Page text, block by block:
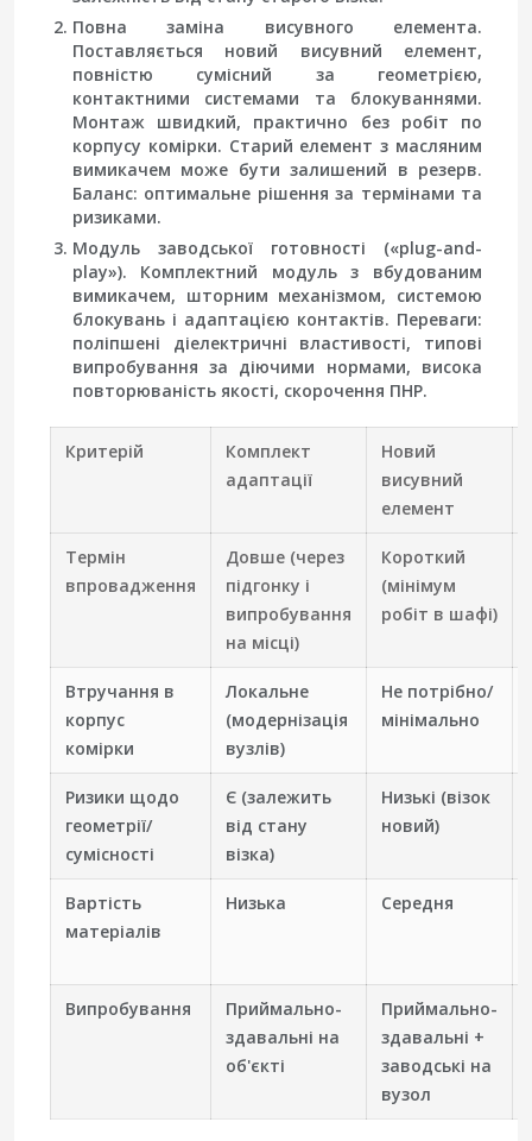
Повна заміна висувного елемента.
Поставляється новий висувний елемент,
повністю сумісний за геометрією,
контактними системами та блокуваннями.
Монтаж швидкий, практично без робіт по
корпусу комірки. Старий елемент з масляним
вимикачем може бути залишений в резерв.
Баланс: оптимальне рішення за термінами та
ризиками.
Модуль заводської готовності («plug-and-
play»). Комплектний модуль з вбудованим
вимикачем, шторним механізмом, системою
блокувань і адаптацією контактів. Переваги:
поліпшені діелектричні властивості, типові
випробування за діючими нормами, висока
повторюваність якості, скорочення ПНР.
Критерій
Комплект
адаптації
Новий
висувний
елемент
Термін
впровадження
Довше (через
підгонку і
випробування
на місці)
Короткий
(мінімум
робіт в шафі)
Втручання в
корпус
комірки
Локальне
(модернізація
вузлів)
Не потрібно/
мінімально
Ризики щодо
геометрії/
сумісності
Є (залежить
від стану
візка)
Низькі (візок
новий)
Вартість
матеріалів
Низька Середня
Випробування
Приймально-
здавальні на
об'єкті
Приймально-
здавальні +
заводські на
вузол